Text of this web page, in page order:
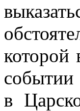
которой
событии
в